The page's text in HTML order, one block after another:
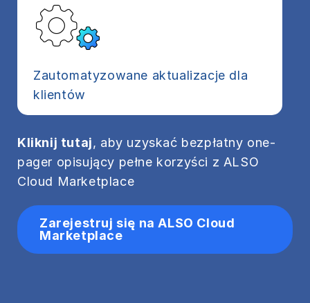
Zautomatyzowane aktualizacje dla
klientów
Kliknij tutaj, aby uzyskać bezpłatny one-
pager opisujący pełne korzyści z ALSO
Cloud Marketplace
Zarejestruj się na ALSO Cloud
Marketplace